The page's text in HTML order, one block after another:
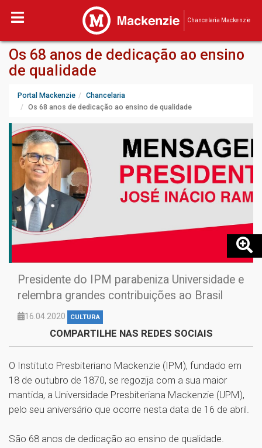
Chancelaria Mackenzie
Os 68 anos de dedicação ao ensino
de qualidade
Portal Mackenzie
Chancelaria
Os 68 anos de dedicação ao ensino de qualidade
Presidente do IPM parabeniza Universidade e
relembra grandes contribuições ao Brasil
16.04.2020 CULTURA
COMPARTILHE NAS REDES SOCIAIS
O Instituto Presbiteriano Mackenzie (IPM), fundado em
18 de outubro de 1870, se regozija com a sua maior
mantida, a Universidade Presbiteriana Mackenzie (UPM),
pelo seu aniversário que ocorre nesta data de 16 de abril.
São 68 anos de dedicação ao ensino de qualidade.